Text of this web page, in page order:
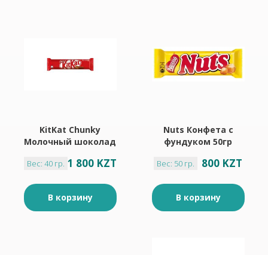
KitKat Chunky
Молочный шоколад
вафлей 40гр
Вес: 40 гр. 1 800 KZT
В корзину
Nuts Конфета с
фундуком 50гр
Вес: 50 гр. 800 KZT
В корзину